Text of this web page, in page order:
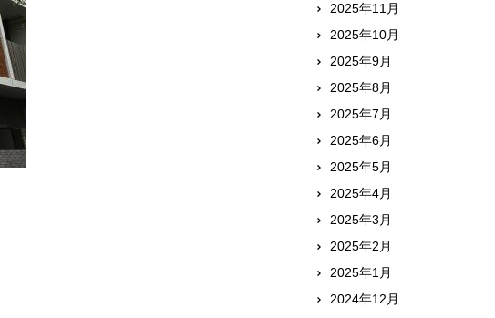
2025年11月
2025年10月
2025年9月
2025年8月
2025年7月
2025年6月
2025年5月
2025年4月
2025年3月
2025年2月
2025年1月
2024年12月